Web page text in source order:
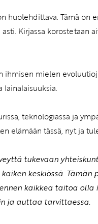
huolehdittava. Tämä on
Kirjassa korostetaan
ihmisen mielen
lainalaisuuksia.
teknologiassa ja
elämään tässä, nyt ja
tukevaan
keskiössä.
kaikkea taitoa olla
ja auttaa tarvittaessa.